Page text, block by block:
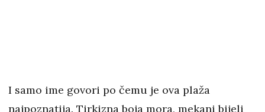
I samo ime govori po čemu je ova plaža
najpoznatija. Tirkizna boja mora, mekani bijeli